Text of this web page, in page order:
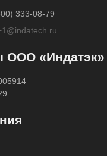
333-08-79
ООО «Индатэк»